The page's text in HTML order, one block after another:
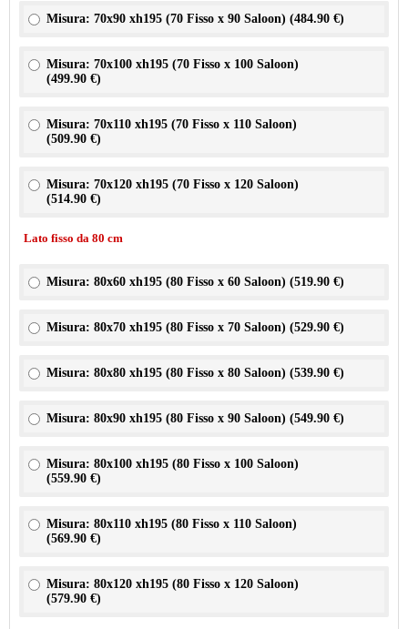
Misura: 70x90 xh195 (70 Fisso x 90 Saloon) (484.90 €)
Misura: 70x100 xh195 (70 Fisso x 100 Saloon)
(499.90 €)
Misura: 70x110 xh195 (70 Fisso x 110 Saloon)
(509.90 €)
Misura: 70x120 xh195 (70 Fisso x 120 Saloon)
(514.90 €)
Lato fisso da 80 cm
Misura: 80x60 xh195 (80 Fisso x 60 Saloon) (519.90 €)
Misura: 80x70 xh195 (80 Fisso x 70 Saloon) (529.90 €)
Misura: 80x80 xh195 (80 Fisso x 80 Saloon) (539.90 €)
Misura: 80x90 xh195 (80 Fisso x 90 Saloon) (549.90 €)
Misura: 80x100 xh195 (80 Fisso x 100 Saloon)
(559.90 €)
Misura: 80x110 xh195 (80 Fisso x 110 Saloon)
(569.90 €)
Misura: 80x120 xh195 (80 Fisso x 120 Saloon)
(579.90 €)